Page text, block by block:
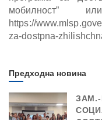
мобилност”
https://
za-dostpna-
Предходна новина